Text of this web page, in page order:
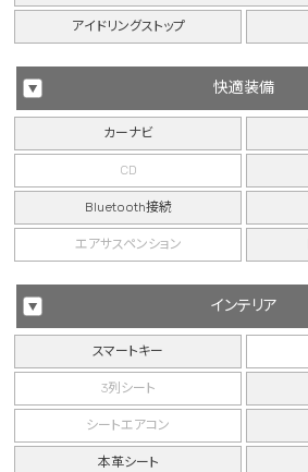
アイドリングストップ
快適装備
カーナビ
CD
Bluetooth接続
エアサスペンション
インテリア
スマートキー
3列シート
シートエアコン
本革シート